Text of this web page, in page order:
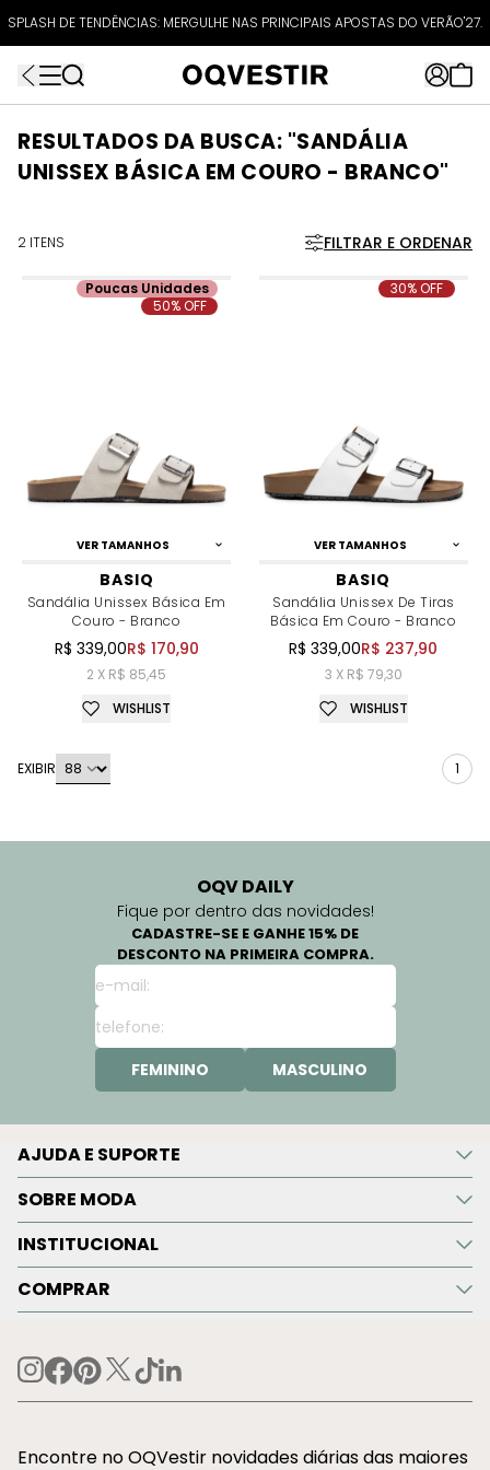
SPLASH DE TENDÊNCIAS: MERGULHE NAS PRINCIPAIS APOSTAS DO VERÃO'27.
ATÉ 80% OFF + 10% OFF EXTRA!
EXTRA10*
FRETEAPP
R$499*
RESULTADOS DA BUSCA: "SANDÁLIA
UNISSEX BÁSICA EM COURO - BRANCO"
2 ITENS FILTRAR E ORDENAR
VER TAMANHOS
BASIQ
Sandália Unissex Básica Em
Couro - Branco
R$ 339,00R$ 170,90
2 X R$ 85,45
Poucas Unidades
50% OFF
WISHLIST
VER TAMANHOS
BASIQ
Sandália Unissex De Tiras
Básica Em Couro - Branco
R$ 339,00R$ 237,90
3 X R$ 79,30
30% OFF
WISHLIST
EXIBIR 1
OQV DAILY
Fique por dentro das novidades!
CADASTRE-SE E GANHE 15% DE
DESCONTO NA PRIMEIRA COMPRA.
FEMININO MASCULINO
AJUDA E SUPORTE
SOBRE MODA
INSTITUCIONAL
COMPRAR
Encontre no OQVestir novidades diárias das maiores